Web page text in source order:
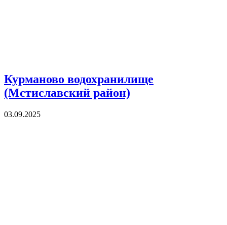
Курманово водохранилище
(Мстиславский район)
03.09.2025